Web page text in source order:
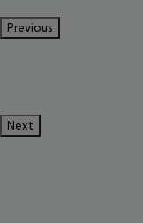
Previous
Next